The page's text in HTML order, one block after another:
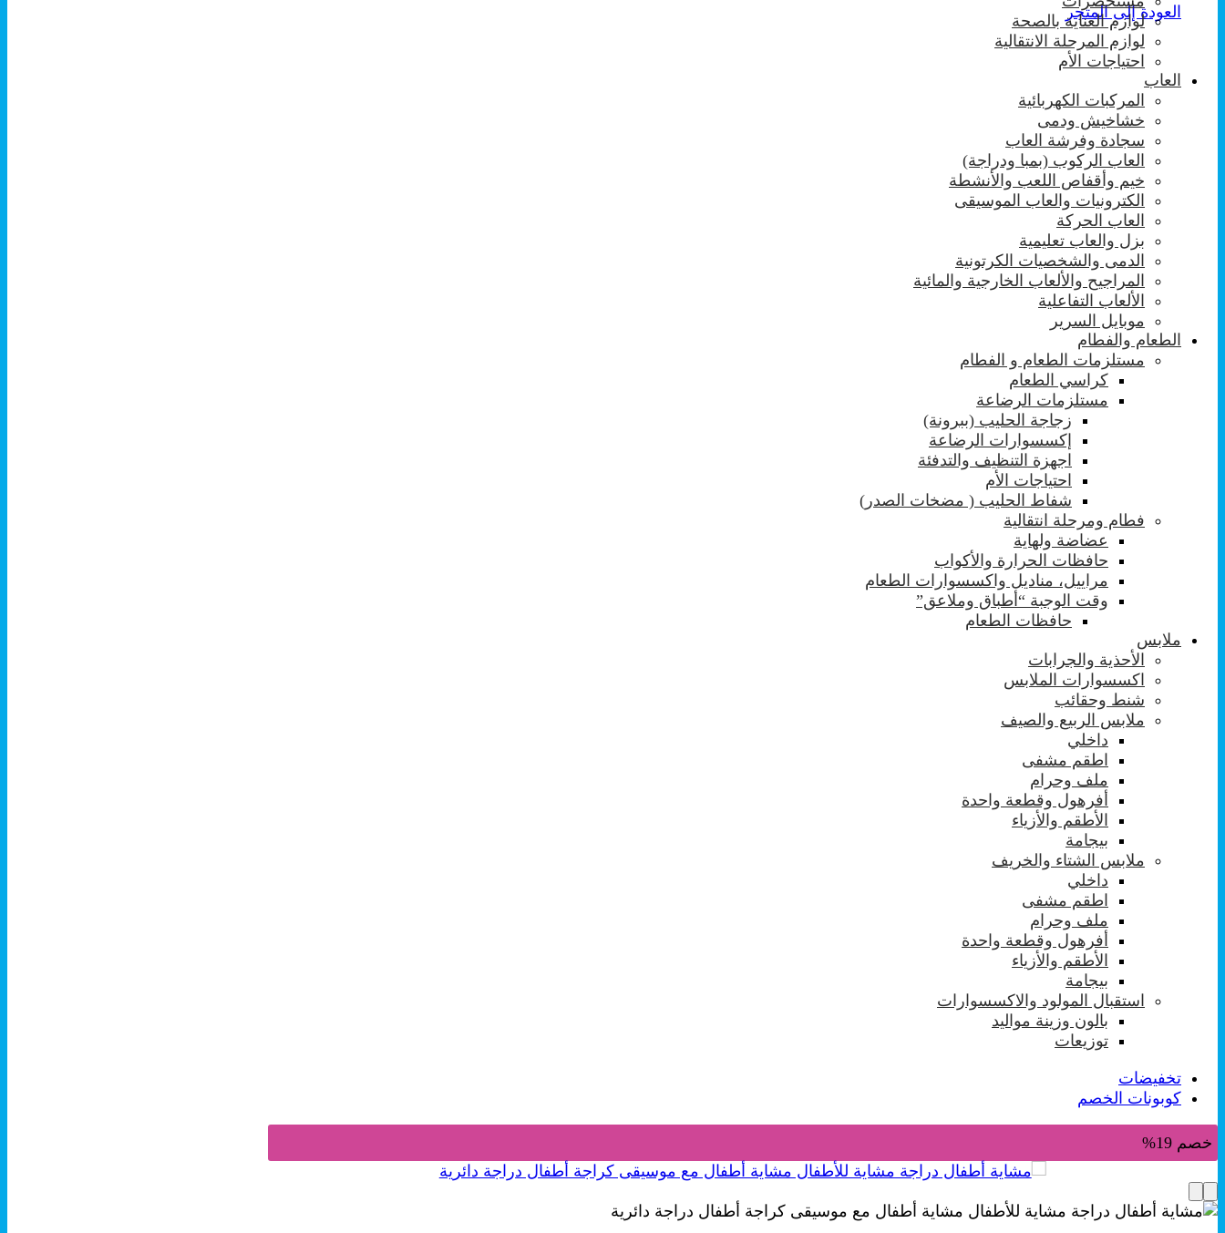
العودة إلى المتجر
لوازم العناية بالصحة
لوازم المرحلة الانتقالية
احتياجات الأم
العاب
المركبات الكهربائية
خشاخيش ودمى
سجادة وفرشة العاب
العاب الركوب (بمبا ودراجة)
خيم وأقفاص اللعب والأنشطة
الكترونيات والعاب الموسيقى
العاب الحركة
بزل والعاب تعليمية
الدمى والشخصيات الكرتونية
المراجيح والألعاب الخارجية والمائية
الألعاب التفاعلية
موبايل السرير
الطعام والفطام
مستلزمات الطعام و الفطام
كراسي الطعام
مستلزمات الرضاعة
زجاجة الحليب (ببرونة)
إكسسوارات الرضاعة
اجهزة التنظيف والتدفئة
احتياجات الأم
شفاط الحليب ( مضخات الصدر)
فطام ومرحلة انتقالية
عضاضة ولهاية
حافظات الحرارة والأكواب
مراييل، مناديل واكسسوارات الطعام
وقت الوجبة “أطباق وملاعق”
حافظات الطعام
ملابس
الأحذية والجرابات
اكسسوارات الملابس
شنط وحقائب
ملابس الربيع والصيف
داخلي
اطقم مشفى
ملف وحرام
أفرهول وقطعة واحدة
الأطقم والأزياء
بيجامة
ملابس الشتاء والخريف
داخلي
اطقم مشفى
ملف وحرام
أفرهول وقطعة واحدة
الأطقم والأزياء
بيجامة
استقبال المولود والاكسسوارات
بالون وزينة مواليد
توزيعات
تخفيضات
كوبونات الخصم
خصم 19%